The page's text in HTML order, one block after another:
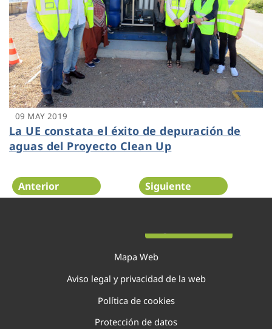
09 MAY 2019
La UE constata el éxito de depuración de
aguas del Proyecto Clean Up
Anterior Siguiente
Mapa Web
Aviso legal y privacidad de la web
Política de cookies
Protección de datos